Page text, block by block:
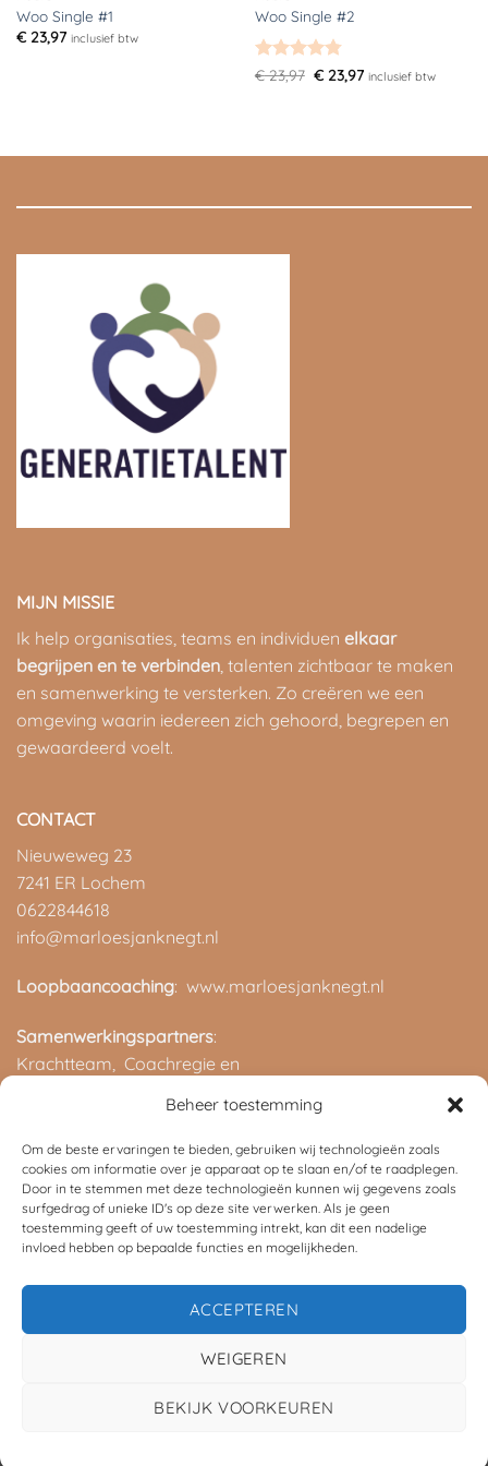
Beheer toestemming
Om de beste ervaringen te bieden, gebruiken wij technologieën zoals
cookies om informatie over je apparaat op te slaan en/of te raadplegen.
Door in te stemmen met deze technologieën kunnen wij gegevens zoals
surfgedrag of unieke ID's op deze site verwerken. Als je geen
toestemming geeft of uw toestemming intrekt, kan dit een nadelige
invloed hebben op bepaalde functies en mogelijkheden.
ACCEPTEREN
WEIGEREN
BEKIJK VOORKEUREN
Woo Single #1
€23,97 inclusief btw
Woo Single #2
Gewaardeerd
€23,97 Oorspronkelijke
prijs
€23,97Huidige
inclusief btw
MIJN MISSIE
Ik help organisaties, teams en individuen elkaar
begrijpen en te verbinden, talenten zichtbaar te maken
en samenwerking te versterken. Zo creëren we een
omgeving waarin iedereen zich gehoord, begrepen en
gewaardeerd voelt.
CONTACT
Nieuweweg 23
7241 ER Lochem
0622844618
info@marloesjanknegt.nl
Loopbaancoaching: www.marloesjanknegt.nl
Samenwerkingspartners:
Krachtteam, Coachregie en
2026 UX Themes